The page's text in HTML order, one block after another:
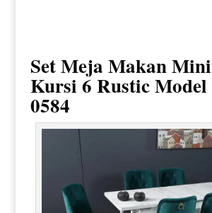
Set Meja Makan
Kursi 6 Rustic
0584